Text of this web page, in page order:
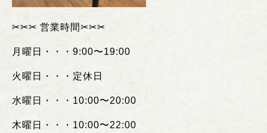
✂︎✂︎✂︎ 営業時間✂︎✂︎✂︎
月曜日・・・ 9:00〜19:00
火曜日・・・定休日
水曜日・・・ 10:00〜20:00
木曜日・・・ 10:00〜22:00